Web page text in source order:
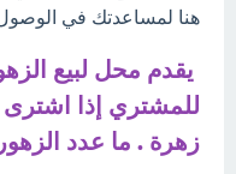
هنا لمساعدتك في الوصول
زهرة . ما عدد